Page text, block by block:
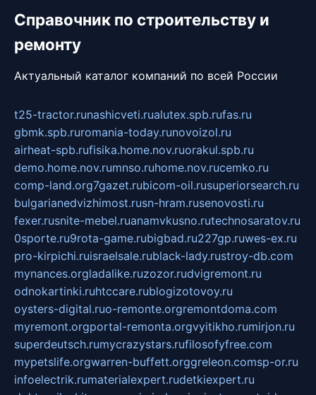
Справочник по строительству и
ремонту
Актуальный каталог компаний по всей России
t25-tractor.runashicveti.rualutex.spb.rufas.ru
gbmk.spb.ruromania-today.runovoizol.ru
airheat-spb.rufisika.home.nov.ruorakul.spb.ru
demo.home.nov.rumnso.ruhome.nov.rucemko.ru
comp-land.org7gazet.rubicom-oil.rusuperiorsearch.ru
bulgarianedvizhimost.rusn-hram.rusenovosti.ru
fexer.rusnite-mebel.ruanamvkusno.rutechnosaratov.ru
0sporte.ru9rota-game.rubigbad.ru227gp.ruwes-ex.ru
pro-kirpichi.ruisraelsale.rublack-lady.rustroy-db.com
mynances.orgladalike.ruzozor.rudvigremont.ru
odnokartinki.ruhtccare.rublogizotovoy.ru
oysters-digital.ruo-remonte.orgremontdoma.com
myremont.orgportal-remonta.orgvyitikho.rumirjon.ru
superdeutsch.rumycrazystars.rufilosofyfree.com
mypetslife.orgwarren-buffett.orggreleon.comsp-or.ru
infoelectrik.rumaterialexpert.rudetkiexpert.ru